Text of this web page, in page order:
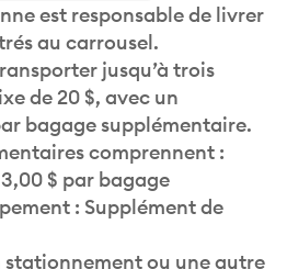
est responsable de livrer
au carrousel.
jusqu’à trois
de 20 $, avec un
bagage supplémentaire.
comprennent :
$ par bagage
: Supplément de
stationnement ou une autre